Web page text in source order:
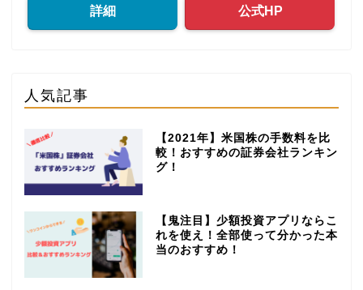
詳細 公式HP
人気記事
【2021年】米国株の手数料を比
較！おすすめの証券会社ランキン
グ！
【鬼注目】少額投資アプリならこ
れを使え！全部使って分かった本
当のおすすめ！